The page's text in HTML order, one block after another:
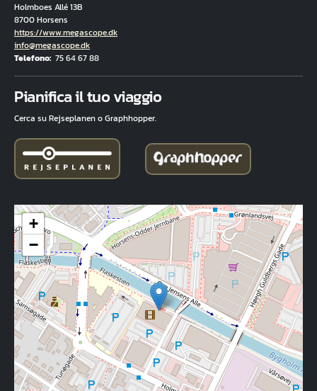
Holmboes Allé 13B
8700 Horsens
Hjemmeside
https://www.megascope.dk
E-mail
info@megascope.dk
Telefono 75 64 67 88
Pianifica il tuo viaggio
Cerca su Rejseplanen o Graphhopper.
+
−